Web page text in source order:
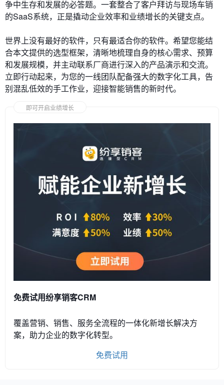
争中生存和发展的必答题。一套整合了客户拜访与现场车销
的SaaS系统，正是撬动企业效率和业绩增长的关键支点。
世界上没有最好的软件，只有最适合你的软件。希望您能结
合本文提供的选型框架，清晰地梳理自身的核心需求、预算
和发展规模，并主动联系厂商进行深入的产品演示和交流。
立即行动起来，为您的一线团队配备强大的数字化工具，告
别混乱低效的手工作业，迎接智能销售的新时代。
即可开启业绩增长
免费试用纷享销客CRM
覆盖营销、销售、服务全流程的一体化新增长解决方
案，助力企业的数字化转型。
免费试用